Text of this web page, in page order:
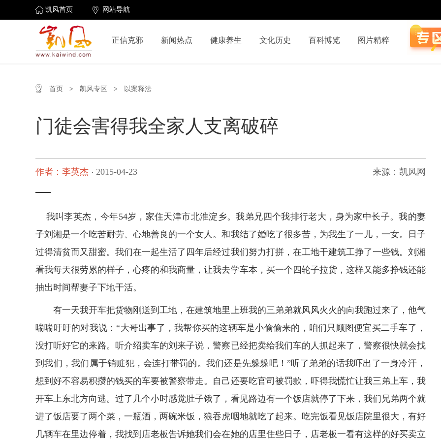
凯风首页 网站导航
正信克邪 新闻热点 健康养生 文化历史 百科博览 图片精粹
首页 > 凯风专区 > 以案释法
门徒会害得我全家人支离破碎
作者：李英杰 · 2015-04-23 来源：凯风网
我叫李英杰，今年54岁，家住天津市北淮淀乡。我弟兄四个我排行老大，身为家中长子。我的妻
子刘湘是一个吃苦耐劳、心地善良的一个女人。和我结了婚吃了很多苦，为我生了一儿，一女。日子
过得清贫而又甜蜜。我们在一起生活了四年后经过我们努力打拼，在工地干建筑工挣了一些钱。刘湘
看我每天很劳累的样子，心疼的和我商量，让我去学车本，买一个四轮子拉货，这样又能多挣钱还能
抽出时间帮妻子下地干活。
有一天我开车把货物刚送到工地，在建筑地里上班我的三弟弟就风风火火的向我跑过来了，他气
喘喘吁吁的对我说：“大哥出事了，我帮你买的这辆车是小偷偷来的，咱们只顾图便宜买二手车了，
没打听好它的来路。听介绍卖车的刘来子说，警察已经把卖给我们车的人抓起来了，警察很快就会找
到我们，我们属于销赃犯，会连打带罚的。我们还是先躲躲吧！”听了弟弟的话我吓出了一身冷汗，
想到好不容易积攒的钱买的车要被警察带走。自己还要吃官司被罚款，吓得我慌忙让我三弟上车，我
开车上东北方向逃。过了几个小时感觉肚子饿了，看见路边有一个饭店就停了下来，我们兄弟两个就
进了饭店要了两个菜，一瓶酒，两碗米饭，狼吞虎咽地就吃了起来。吃完饭看见饭店院里很大，有好
几辆车在里边停着，我找到店老板告诉她我们会在她的店里住些日子，店老板一看有这样的好买卖立